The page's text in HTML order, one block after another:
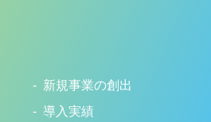
新規事業の創出
導入実績